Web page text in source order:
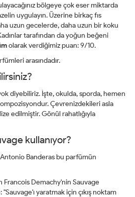
bölgeye çok eser miktarda
uygulayın. Üzerine birkaç fıs
uzun gecelerde, daha uzun bir koku
tarafından da yoğun beğeni
olarak verdiğimiz puan: 9/10.
arasındadır.
diyebiliriz. İşte, okulda, sporda, hemen
Çevrenizdekileri asla
edilmiştir. Gönül rahatlığıyla
kullanıyor?
Antonio Banderas bu parfümün
Demachy'nin Sauvage
"Sauvage'ı yaratmak için çıkış noktam